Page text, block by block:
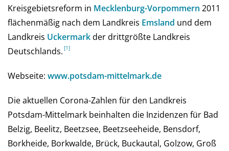
Kreisgebietsreform in Meck­len­burg-Vor­pom­mern 2011
flächenmäßig nach dem Landkreis Emsland und dem
Landkreis Uckermarkder drittgrößte Landkreis
Deutschlands.
Webseite: www.potsdam-mittelmark.de
Die aktuellen Corona-Zahlen für den Landkreis
Potsdam-Mittelmark beinhalten die Inzidenzen für Bad
Belzig, Beelitz, Beetzsee, Beetzseeheide, Bensdorf,
Borkheide, Borkwalde, Brück, Buckautal, Golzow, Groß